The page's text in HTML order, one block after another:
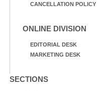
CANCELLATION POLICY
ONLINE DIVISION
EDITORIAL DESK
MARKETING DESK
SECTIONS